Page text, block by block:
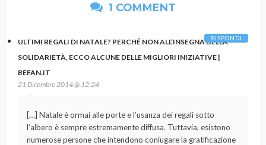
1 COMMENT
ULTIMI REGALI DI NATALE? PERCHÉ NON ALL’INSEGNA DELLA
SOLIDARIETÀ, ECCO ALCUNE DELLE MIGLIORI INIZIATIVE |
BEFAN.IT
21 Dicembre 2014 @ 12:24
[…] Natale è ormai alle porte e l’usanza dei regali sotto
l’albero è sempre estremamente diffusa. Tuttavia, esistono
numerose persone che intendono coniugare la gratificazione
RISPONDI